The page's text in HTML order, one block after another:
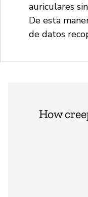
auriculares
De esta
de datos
How